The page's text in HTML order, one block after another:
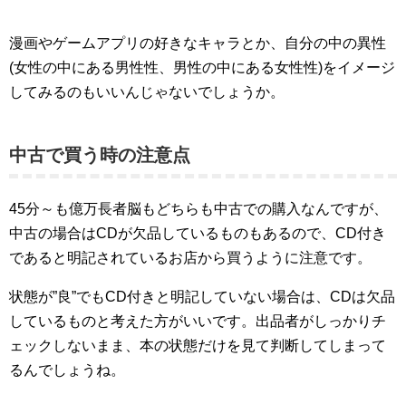
漫画やゲームアプリの好きなキャラとか、自分の中の異性
(女性の中にある男性性、男性の中にある女性性)をイメージ
してみるのもいいんじゃないでしょうか。
中古で買う時の注意点
45分～も億万長者脳もどちらも中古での購入なんですが、
中古の場合はCDが欠品しているものもあるので、CD付き
であると明記されているお店から買うように注意です。
状態が”良”でもCD付きと明記していない場合は、CDは欠品
しているものと考えた方がいいです。出品者がしっかりチ
ェックしないまま、本の状態だけを見て判断してしまって
るんでしょうね。